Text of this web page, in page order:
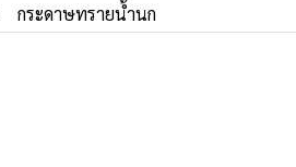
กระดาษทรายน้ำนก